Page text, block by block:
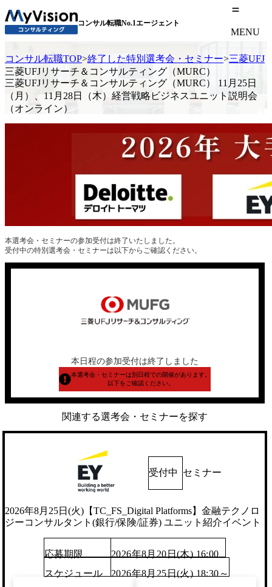
コンサル転職No.1エージェント
MENU
コンサル転職TOP>終了した特別選考会・セミナー>三菱UFJ
三菱UFJリサーチ＆コンサルティング（MURC）
三菱UFJリサーチ＆コンサルティング（MURC） 11月25日
（月）、11月28日（木）経営戦略ビジネスユニット説明会
（オンライン）
本選考会・セミナーの参加受付は終了いたしました。
受付中の特別選考会・セミナーは以下からご確認ください。
本日程の参加受付は終了しました
本選考会・セミナーは別日程での開催があります。
以下をご確認ください。
関連する選考会・セミナーを探す
受付中 セミナー
2026年8月25日(火)【TC_FS_Digital Platforms】金融テクノロ
ジーコンサルタント(銀行/保険/証券) ユニット紹介イベント
応募期限
2026年8月20日(木) 16:00
スケジュール
2026年8月25日(火) 18:30～